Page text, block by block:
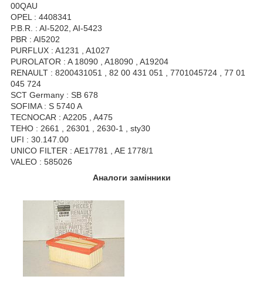
00QAU
OPEL : 4408341
P.B.R. : AI-5202, AI-5423
PBR : AI5202
PURFLUX : A1231 , A1027
PUROLATOR : A 18090 , A18090 , A19204
RENAULT : 8200431051 , 82 00 431 051 , 7701045724 , 77 01
045 724
SCT Germany : SB 678
SOFIMA : S 5740 A
TECNOCAR : A2205 , A475
TEHO : 2661 , 26301 , 2630-1 , sty30
UFI : 30.147.00
UNICO FILTER : AE17781 , AE 1778/1
VALEO : 585026
Аналоги замінники